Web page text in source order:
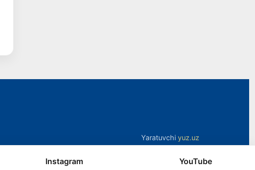
Yaratuvchi yuz.uz
Instagram YouTube